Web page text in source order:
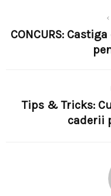
CONCURS:
Tips & Tricks:
caderii